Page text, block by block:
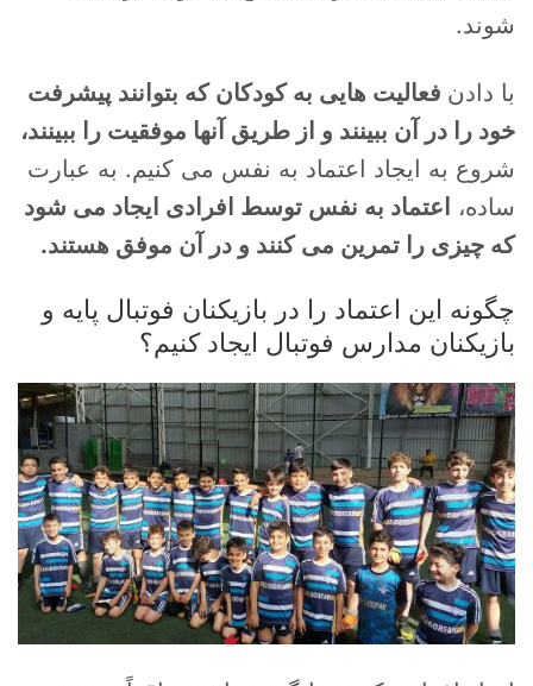
شوند.
با دادن فعالیت هایی به کودکان که بتوانند پیشرفت
خود را در آن ببینند و از طریق آنها موفقیت را ببینند،
شروع به ایجاد اعتماد به نفس می کنیم. به عبارت
ساده،
اعتماد به نفس توسط افرادی ایجاد می شود
که چیزی را تمرین می کنند و در آن موفق هستند.
چگونه این اعتماد را در بازیکنان فوتبال پایه و
بازیکنان مدارس فوتبال ایجاد کنیم؟